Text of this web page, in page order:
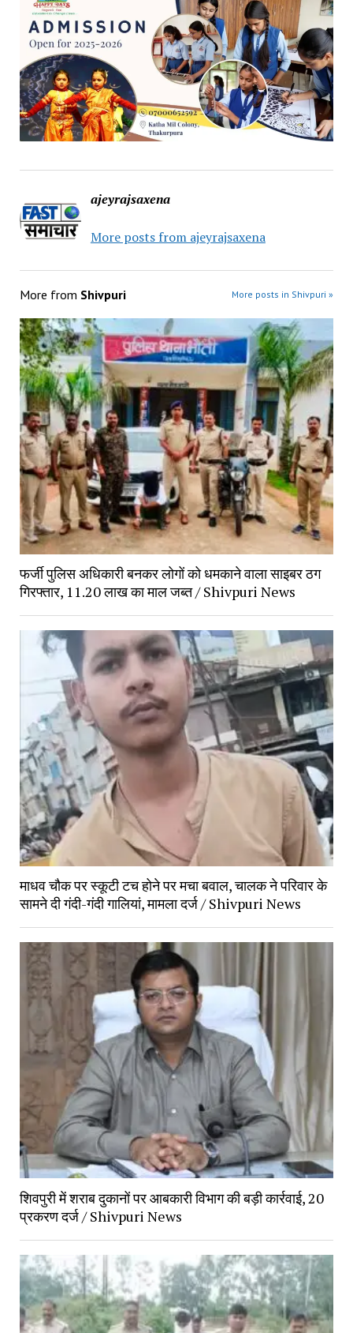
ajeyrajsaxena
More posts from ajeyrajsaxena
More from Shivpuri More posts in Shivpuri »
फर्जी पुलिस अधिकारी बनकर लोगों को धमकाने वाला साइबर ठग
गिरफ्तार, 11.20 लाख का माल जब्त / Shivpuri News
माधव चौक पर स्कूटी टच होने पर मचा बवाल, चालक ने परिवार के
सामने दी गंदी-गंदी गालियां, मामला दर्ज / Shivpuri News
शिवपुरी में शराब दुकानों पर आबकारी विभाग की बड़ी कार्रवाई, 20
प्रकरण दर्ज / Shivpuri News